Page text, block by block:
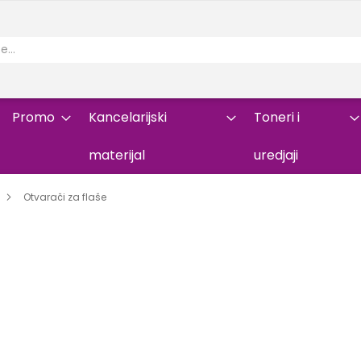
Promo Kancelarijski
materijal
Toneri i
uredjaji
Otvarači za flaše